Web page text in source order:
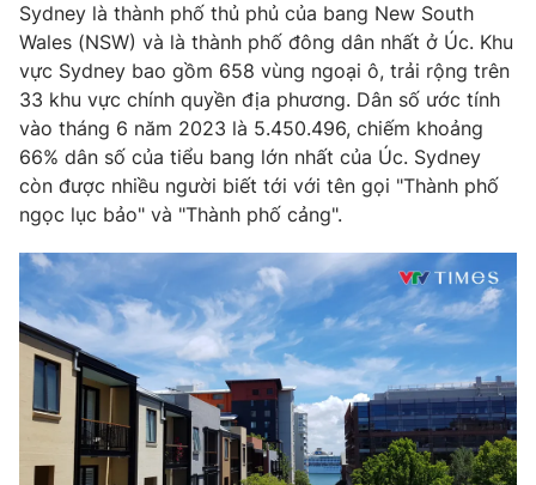
Nhân vật
Khán giả
Giải sao mai
Điện ảnh
Âm nhạc
Sao
Đời sống
Du lịch
Làm đẹp
Chất lượng cuộc sống
Giáo dục
Tuyển sinh
Học trực tuyến
Công nghệ
Hitech Công nghệ tương lai
Sản phẩm
Thị trường
Tư vấn
Giao lưu trực tuyến
Lịch phát sóng
Chuyên mục khác
Emagazine Podcast
Sydney là thành phố thủ phủ của bang New South
Wales (NSW) và là thành phố đông dân nhất ở Úc. Khu
vực Sydney bao gồm 658 vùng ngoại ô, trải rộng trên
33 khu vực chính quyền địa phương. Dân số ước tính
vào tháng 6 năm 2023 là 5.450.496, chiếm khoảng
66% dân số của tiểu bang lớn nhất của Úc. Sydney
còn được nhiều người biết tới với tên gọi "Thành phố
ngọc lục bảo" và "Thành phố cảng".